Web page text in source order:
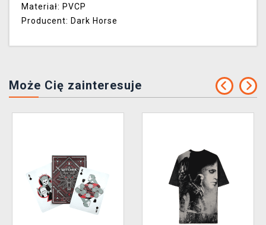
Materiał: PVCP
Producent: Dark Horse
Może Cię zainteresuje